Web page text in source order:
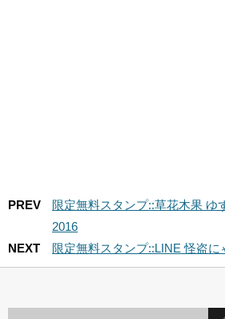
PREV
限定無料スタンプ::草花木果 ゆ
2016
NEXT
限定無料スタンプ::LINE 怪盗に